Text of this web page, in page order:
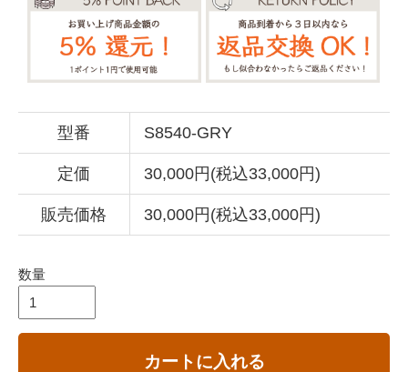
型番 S8540-GRY
定価 30,000円(税込33,000円)
販売価格 30,000円(税込33,000円)
数量
カートに入れる